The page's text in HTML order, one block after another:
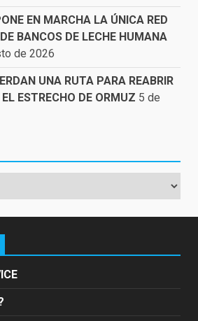
EN MARCHA LA ÚNICA RED
BANCOS DE LECHE HUMANA
de 2026
UNA RUTA PARA REABRIR
ESTRECHO DE ORMUZ 5 de